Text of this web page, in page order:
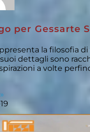
per Gessarte
la filosofia
dettagli sono
a volte